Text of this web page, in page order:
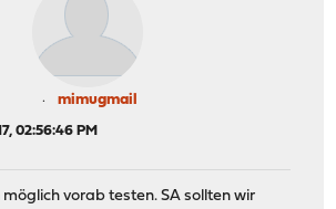
mimugmail
02:56:46 PM
vorab testen. SA sollten wir